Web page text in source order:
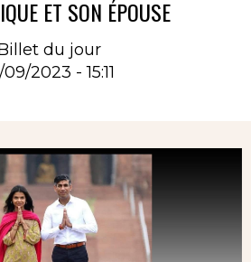
ET SON ÉPOUSE
du jour
09/2023 - 15:11